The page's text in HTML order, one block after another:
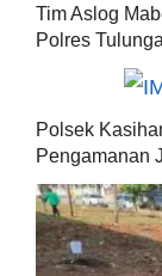
Tim Aslog
Polres
Polsek
Pengamanan